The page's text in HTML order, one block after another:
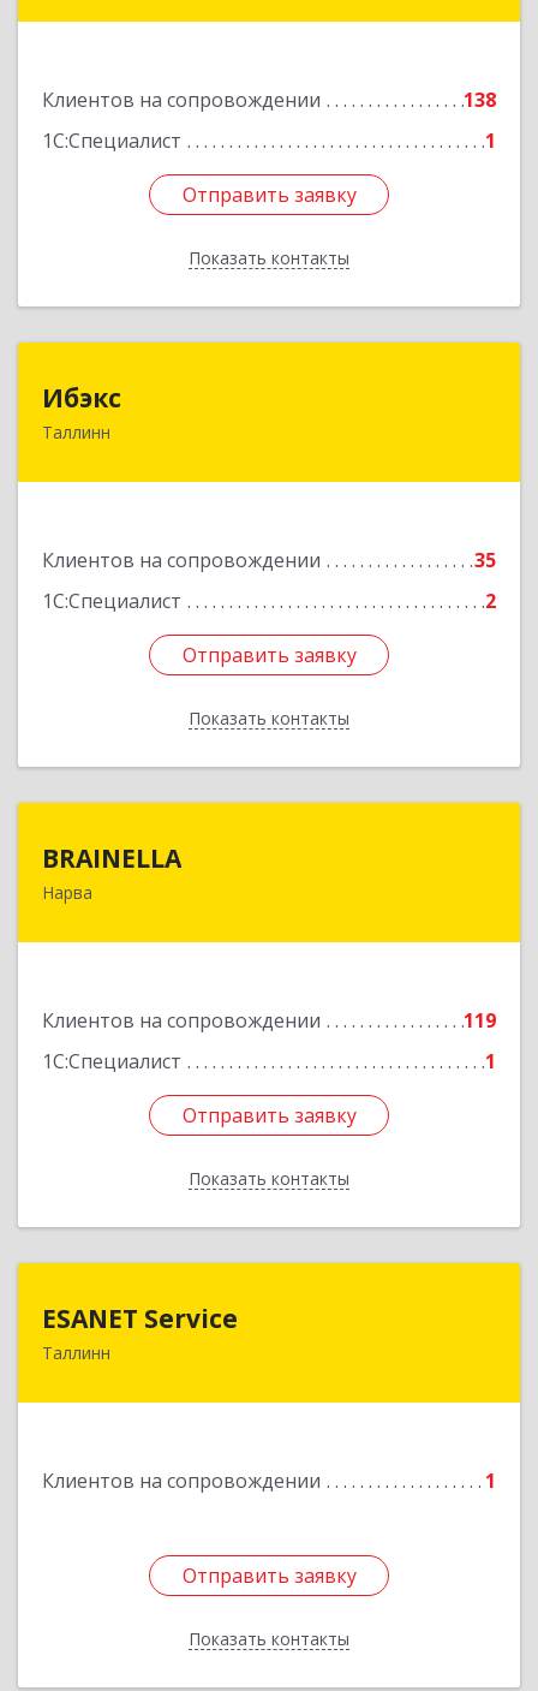
Клиентов на сопровождении
138
1С:Специалист
1
Отправить заявку
Показать контакты
Отправить заявку
Назад
Ибэкс
Таллинн
Клиентов на сопровождении
35
1С:Специалист
2
Отправить заявку
Показать контакты
Таллин, 13522, ул. Вабаыхумуузеуми, 5/II - 37
Отправить заявку
Назад
BRAINELLA
Нарва
Клиентов на сопровождении
119
1С:Специалист
1
Отправить заявку
Показать контакты
Отправить заявку
Назад
ESANET Serviсe
Таллинн
Клиентов на сопровождении 1
Отправить заявку
Показать контакты
Отправить заявку
Назад